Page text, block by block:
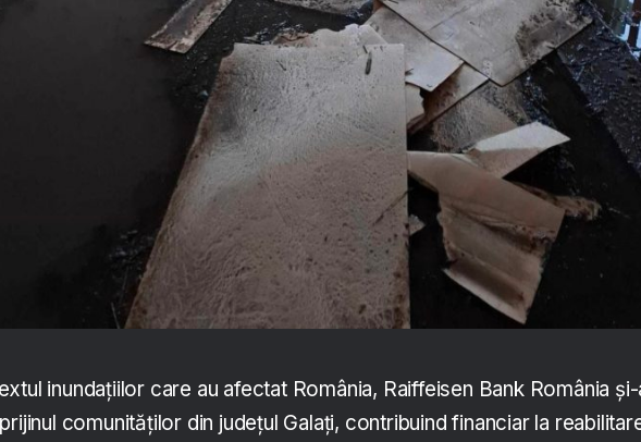
inundațiilor care au afectat România, Raiffeisen Bank România
comunităților din județul Galați, contribuind financiar la